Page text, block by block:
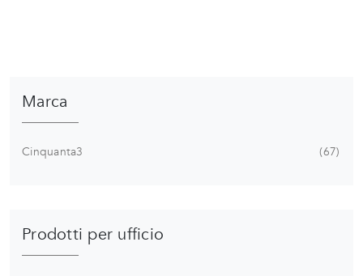
Marca
Cinquanta3 67
Prodotti per ufficio